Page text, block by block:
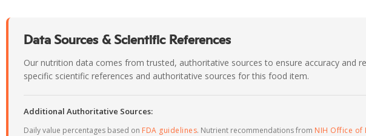
Data Sources & Scientific References
Our nutrition data comes from trusted, authoritative sources to ensure accuracy and
specific scientific references and authoritative sources for this food item.
Additional Authoritative Sources:
Daily value percentages based on FDA guidelines. Nutrient recommendations from NIH Office of